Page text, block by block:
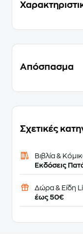
Απόσπασμα
Σχετικές
Βιβλία &
Εκδόσεις
Δώρα & Είδη
έως 50€